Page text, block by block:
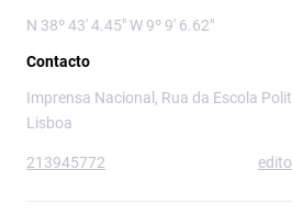
N 38º 43' 4.45" W 9º 9' 6.62"
Contacto
Imprensa Nacional, Rua da Escola
Lisboa
213945772